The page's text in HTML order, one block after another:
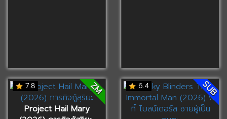
7.8 ZM
Project Hail Mary
6.4 SUB